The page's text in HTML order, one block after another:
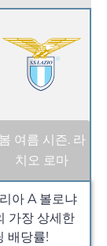
봄 여름 시즌. 라
치오 로마
아 A 볼로냐
가장 상세한
배당률!